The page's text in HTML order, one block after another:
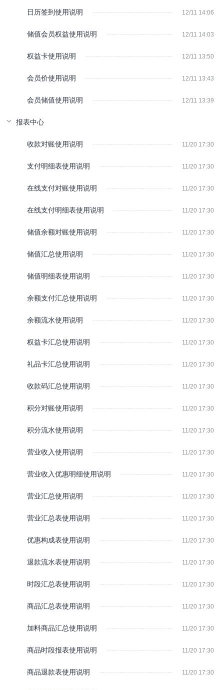
日历签到使用说明 12/11 14:06
储值会员权益使用说明 12/11 14:03
权益卡使用说明 12/11 13:50
会员价使用说明 12/11 13:43
会员储值使用说明 12/11 13:39
报表中心
收款对账使用说明 11/20 17:30
支付明细表使用说明 11/20 17:30
在线支付对账使用说明 11/20 17:30
在线支付明细表使用说明 11/20 17:30
储值余额对账使用说明 11/20 17:30
储值汇总使用说明 11/20 17:30
储值明细表使用说明 11/20 17:30
余额支付汇总使用说明 11/20 17:30
余额流水使用说明 11/20 17:30
权益卡汇总使用说明 11/20 17:30
礼品卡汇总使用说明 11/20 17:30
收款码汇总使用说明 11/20 17:30
积分对账使用说明 11/20 17:30
积分流水使用说明 11/20 17:30
营业收入使用说明 11/20 17:30
营业收入优惠明细使用说明 11/20 17:30
营业汇总使用说明 11/20 17:30
营业汇总表使用说明 11/20 17:30
优惠构成表使用说明 11/20 17:30
退款流水表使用说明 11/20 17:30
时段汇总表使用说明 11/20 17:30
商品汇总表使用说明 11/20 17:30
加料商品汇总使用说明 11/20 17:30
商品时段报表使用说明 11/20 17:30
商品退款表使用说明 11/20 17:30